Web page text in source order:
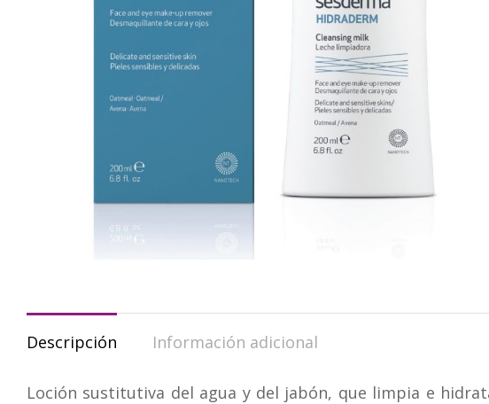
Descripción Información adicional
Loción sustitutiva del agua y del jabón, que limpia e